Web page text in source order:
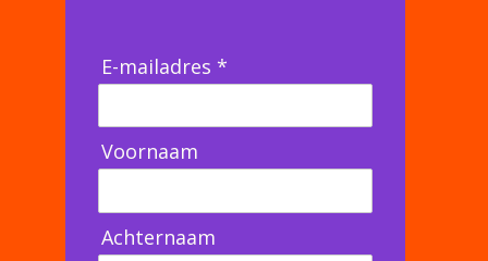
E-mailadres *
Voornaam
Achternaam